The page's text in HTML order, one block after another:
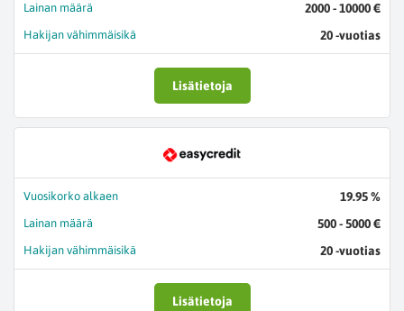
Lainan määrä 2000 - 10000 €
Hakijan vähimmäisikä 20 -vuotias
Lisätietoja
Vuosikorko alkaen 19.95 %
Lainan määrä 500 - 5000 €
Hakijan vähimmäisikä 20 -vuotias
Lisätietoja